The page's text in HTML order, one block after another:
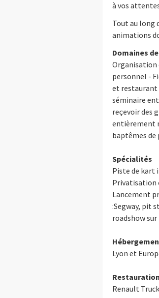
à vos
Tout au long
animations
Domaines
Organisation
personnel -
et restaurant
séminaire
reçevoir des
entièrement
baptêmes de
Spécialités
Piste de kart
Privatisation
Lancement
:Segway, pit
roadshow
Lyon et
Restauration
Renault